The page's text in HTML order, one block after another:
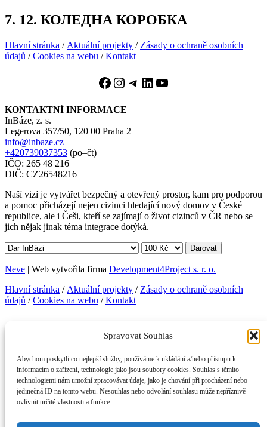
Spravovat Souhlas
Abychom poskytli co nejlepší služby, používáme k ukládání a/nebo přístupu k
informacím o zařízení, technologie jako jsou soubory cookies. Souhlas s těmito
technologiemi nám umožní zpracovávat údaje, jako je chování při procházení nebo
jedinečná ID na tomto webu. Nesouhlas nebo odvolání souhlasu může nepříznivě
ovlivnit určité vlastnosti a funkce.
7. 12. КОЛЕДНА КОРОБКА
Hlavní stránka / Aktuální projekty / Zásady o ochraně osobních
údajů /Cookies na webu /Kontakt
Facebook
Instagram
Telegram
LinkedIn
YouTube
KONTAKTNÍ INFORMACE
InBáze, z. s.
Legerova 357/50, 120 00 Praha 2
info@inbaze.cz
+420739037353 (po–čt)
IČO: 265 48 216
DIČ: CZ26548216
Naší vizí je vytvářet bezpečný a otevřený prostor, kam pro podporou
a pomoc přicházejí nejen cizinci hledající nový domov v České
republice, ale i Češi, kteří se zajímají o život cizinců v ČR nebo se
jich nějak jinak téma integrace dotýká.
Darovat
Neve | Web vytvořila firma Development4Project s. r. o.
Hlavní stránka / Aktuální projekty / Zásady o ochraně osobních
údajů /Cookies na webu /Kontakt
KONTAKTNÍ INFORMACE
InBáze, z. s.
Legerova 357/50, 120 00 Praha 2
info@inbaze.cz
+420739037353(po–čt)
IČO: 265 48 216